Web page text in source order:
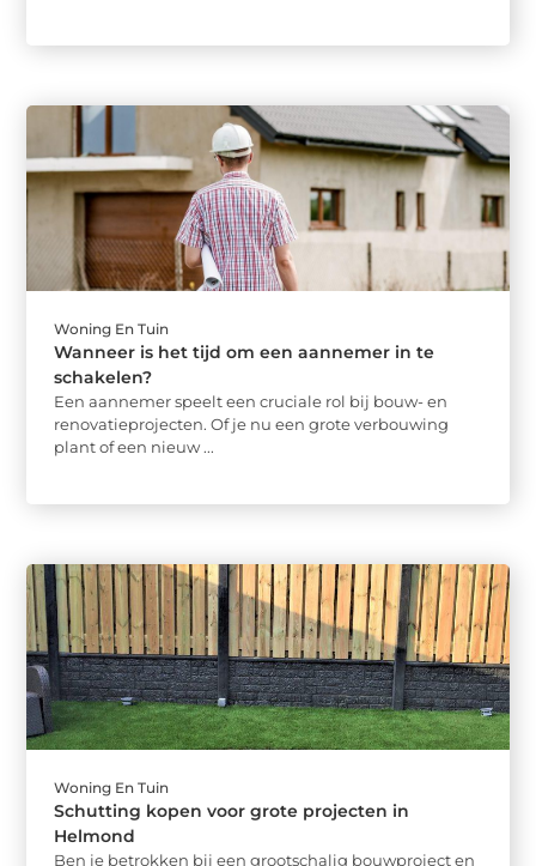
Woning En Tuin
Wanneer is het tijd om een aannemer in te
schakelen?
Een aannemer speelt een cruciale rol bij bouw- en
renovatieprojecten. Of je nu een grote verbouwing
plant of een nieuw ...
Woning En Tuin
Schutting kopen voor grote projecten in
Helmond
Ben je betrokken bij een grootschalig bouwproject en